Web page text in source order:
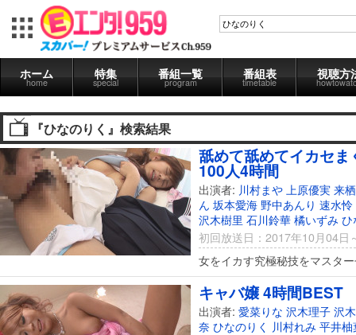
ホーム
home
特集
special
番組一覧
program
番組表
timetable
視聴方
『ひなのりく』検索結果
舐めて舐めてイカセ
100人4時間
出演者: 川村まや 上原優実 来
ん 坂本愛海 野中あんり 速水怜
沢木樹里 石川鈴華 橘いずみ ひ
初回放送日：2017年10月04日
女をイカす究極秘技をマスタ
キャバ嬢 4時間BEST
出演者: 愛菜りな 沢木理子 沢
奈 ひなのりく 川村れみ 平井柚